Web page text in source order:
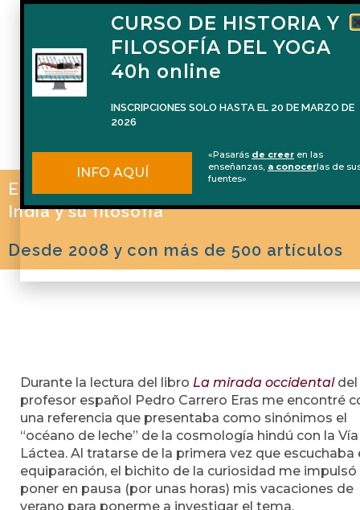
El blog de Naren Herrero sobre Yoga, la
India y su filosofía
Desde 2008 y con más de 500 artículos
Durante la lectura del libro La mirada occidentaldel
profesor español Pedro Carrero Eras me encontré
una referencia que presentaba como sinónimos el
“océano de leche” de la cosmología hindú con la Vía
Láctea. Al tratarse de la primera vez que escuchaba
equiparación, el bichito de la curiosidad me impulsó
poner en pausa (por unas horas) mis vacaciones de
verano para ponerme a investigar el tema.
CURSO DE HISTORIA Y
FILOSOFÍA DEL YOGA
40h online
INSCRIPCIONES SOLO HASTA EL 20 DE MARZO DE
2026
INFO AQUÍ
«Pasarás de creer en las
enseñanzas, a conocerlas de
fuentes»